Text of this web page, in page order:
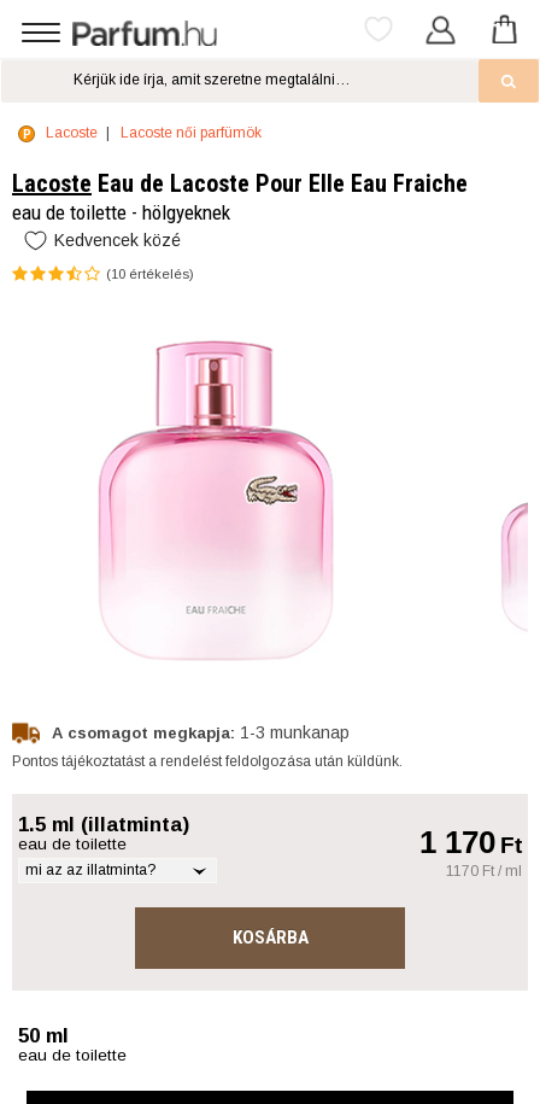
Lacoste Lacoste női parfümök
Lacoste Eau de Lacoste Pour Elle Eau Fraiche
eau de toilette - hölgyeknek
Kedvencek közé
(10 értékelés)
A csomagot megkapja: 1-3 munkanap
Pontos tájékoztatást a rendelést feldolgozása után küldünk.
1.5 ml (illatminta)
eau de toilette
mi az az illatminta?
1 170Ft
1170 Ft / ml
KOSÁRBA
50 ml
eau de toilette